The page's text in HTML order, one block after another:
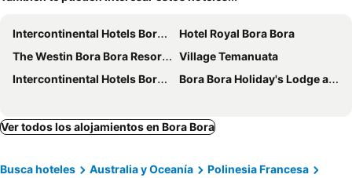
Intercontinental Hotels Bora Bora Le Moana Resort By Ihg
Hotel Royal Bora Bora
The Westin Bora Bora Resort & Spa
Village Temanuata
Intercontinental Hotels Bora Bora Resort Thalasso Spa By Ihg
Bora Bora Holiday's Lodge and Villa
Ver todos los alojamientos en Bora Bora
Busca hoteles Australia y Oceanía
Polinesia Francesa